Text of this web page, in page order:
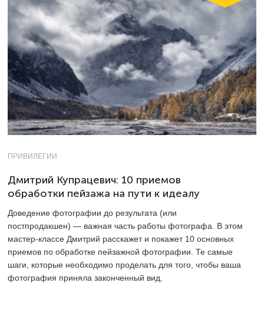
ПРИВИЛЕГИИ
Дмитрий Купрацевич: 10 приемов
обработки пейзажа на пути к идеалу
Доведение фотографии до результата (или
постпродакшен) — важная часть работы фотографа. В этом
мастер-классе Дмитрий расскажет и покажет 10 основных
приемов по обработке пейзажной фотографии. Те самые
шаги, которые необходимо проделать для того, чтобы ваша
фотография приняла законченный вид.